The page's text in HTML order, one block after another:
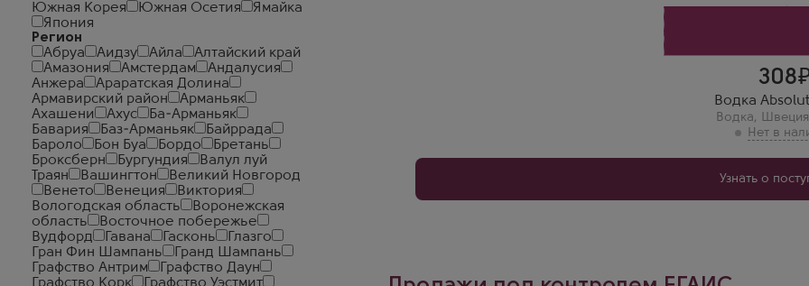
Южная Корея
Южная Осетия
Ямайка
Япония
Регион
Абруа
Аидзу Айла
Алтайский край
Амазония
Амстердам
Андалусия
Анжера
Араратская Долина
Армавирский район
Арманьяк
Ахашени
Ахус
Ба-Арманьяк
Бавария
Баз-Арманьяк
Байррада
Бароло
Бон Буа Бордо
Бретань
Броксберн
Бургундия
Валул луй
Траян
Вашингтон
Великий Новгород
Венето
Венеция
Виктория
Вологодская область
Воронежская
область
Восточное побережье
Вудфорд
Гавана Гасконь
Глазго
Гран Фин Шампань
Гранд Шампань
Графство Антрим
Графство Даун
308
Водка
Водка, Швеция
Узнать о